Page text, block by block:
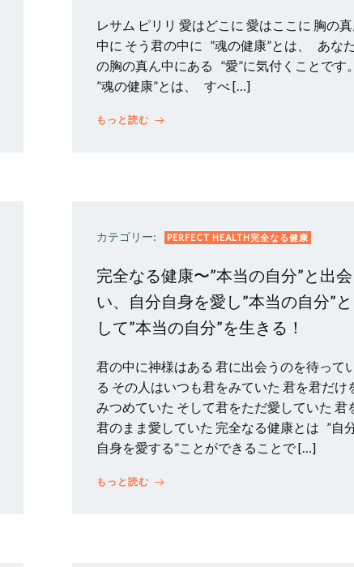
レサム ピリリ 愛はどこに 愛はここに 胸の
中に そう君の中に ”魂の健康”とは、 あなた
の胸の真ん中にある ”愛”に気付くことです。
”魂の健康”とは、 すべ […]
もっと読む
カテゴリー: PERFECT HEALTH完全なる健康
完全なる健康〜”本当の自分”と出会
い、自分自身を愛し”本当の自分”と
して”本当の自分”を生きる！
君の中に神様はある 君に出会うのを待って
る その人はいつも君をみていた 君を君だけ
みつめていた そして君をただ愛していた 君
君のまま愛していた 完全なる健康とは ”自
自身を愛する”ことができることで […]
もっと読む